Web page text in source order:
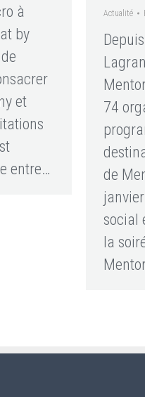
à
by
et
entre…
Actualité
74
de
social
la